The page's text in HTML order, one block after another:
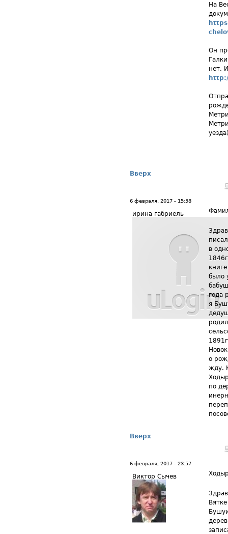
На
Он
нет.
Вверх
6 февраля, 2017 - 15:58
ирина габриель
в
было
года
я
о
жду.
по
Вверх
6 февраля, 2017 - 23:57
Виктор Сычев